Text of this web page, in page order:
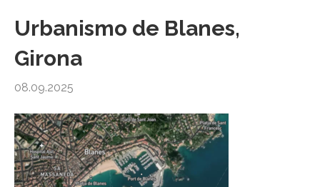
Urbanismo de Blanes,
Girona
08.09.2025